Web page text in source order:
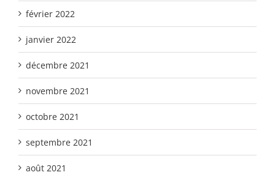
février 2022
janvier 2022
décembre 2021
novembre 2021
octobre 2021
septembre 2021
août 2021